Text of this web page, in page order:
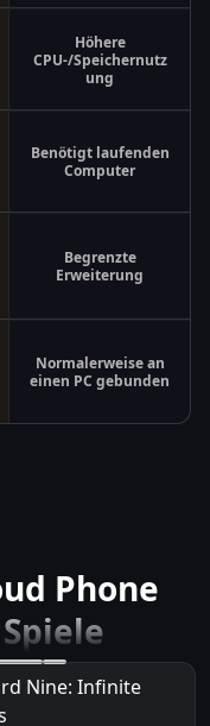
Höhere
CPU-/Speichernutz
ung
Benötigt laufenden
Computer
Begrenzte
Erweiterung
Normalerweise an
einen PC gebunden
Phone